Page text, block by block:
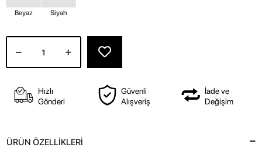
Beyaz Siyah
Hızlı
Gönderi
Güvenli
Alışveriş
İade ve
Değişim
ÜRÜN ÖZELLİKLERİ